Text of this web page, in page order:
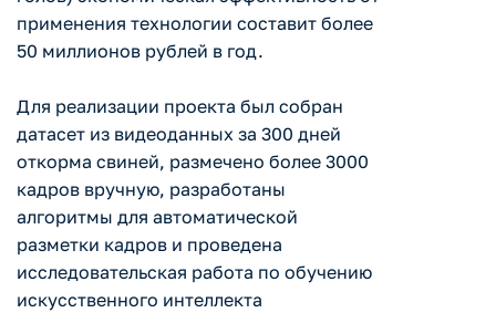
применения технологии составит более
50 миллионов рублей в год.
Для реализации проекта был собран
датасет из видеоданных за 300 дней
откорма свиней, размечено более 3000
кадров вручную, разработаны
алгоритмы для автоматической
разметки кадров и проведена
исследовательская работа по обучению
искусственного интеллекта